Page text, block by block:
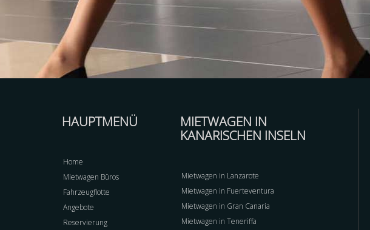
HAUPTMENÜ
Home
Mietwagen Büros
Fahrzeugflotte
Angebote
Reservierung
MIETWAGEN IN
KANARISCHEN INSELN
Mietwagen in Lanzarote
Mietwagen in Fuerteventura
Mietwagen in Gran Canaria
Mietwagen in Teneriffa